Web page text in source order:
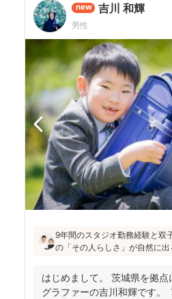
new 吉川 和輝
男性
9年間のスタジオ勤務経験と双
の「その人らしさ」が自然に
ても「楽しかった！」と気持
ことを、心がけて活動されて
はじめまして。 茨城県を拠点
グラファーの吉川和輝です。